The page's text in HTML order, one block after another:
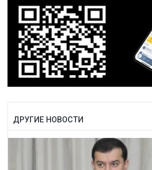
ДРУГИЕ НОВОСТИ